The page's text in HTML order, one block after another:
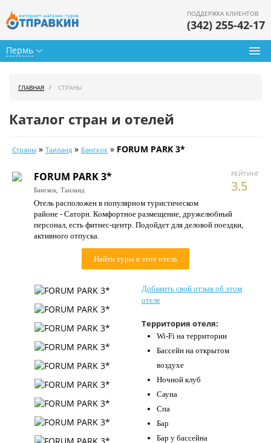
Пермь
ПОДДЕРЖКА КЛИЕНТОВ
(342) 255-42-17
Календарь туров
Цены дня
Страны
Как купить
Контакты
ГЛАВНАЯ СТРАНЫ
Каталог стран и отелей
Страны » Таиланд » Бангкок » FORUM PARK 3*
РЕЙТИНГ
3.5
FORUM PARK 3*
Бангкок, Таиланд
Отель расположен в популярном туристическом
районе - Саторн. Комфортное размещение, дружелюбный
персонал, есть фитнес-центр. Подойдет для деловой поездки,
активного отпуска.
Найти туры в этот отель
Добавить свой отзыв об этом
отеле
Территория отеля:
Wi-Fi на территории
Бассейн на открытом
воздухе
Ночной клуб
Сауна
Спа
Бар
Бар у бассейна